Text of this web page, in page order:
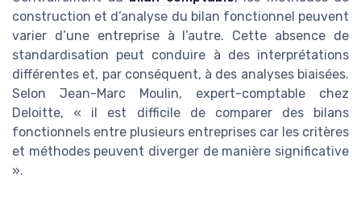
construction et d’analyse du bilan fonctionnel peuvent
varier d’une entreprise à l’autre. Cette absence de
standardisation peut conduire à des interprétations
différentes et, par conséquent, à des analyses biaisées.
Selon Jean-Marc Moulin, expert-comptable chez
Deloitte, « il est difficile de comparer des bilans
fonctionnels entre plusieurs entreprises car les critères
et méthodes peuvent diverger de manière significative
».